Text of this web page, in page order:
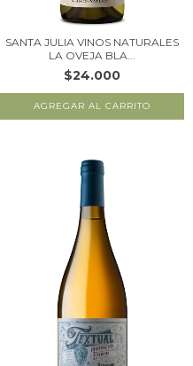
SANTA JULIA VINOS NATURALES
LA OVEJA BLA...
$24.000